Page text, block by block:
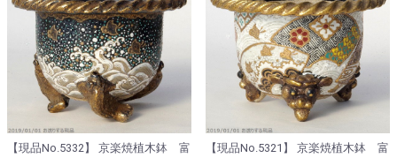
【現品No.5332】 京楽焼植木鉢 富
【現品No.5321】 京楽焼植木鉢 富